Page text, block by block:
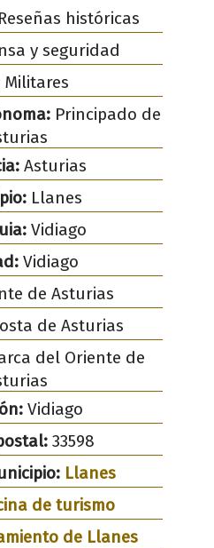
históricas
y seguridad
Militares
Principado de
Asturias
Llanes
Vidiago
Vidiago
de Asturias
de Asturias
del Oriente de
Vidiago
33598
Llanes
de turismo
de Llanes